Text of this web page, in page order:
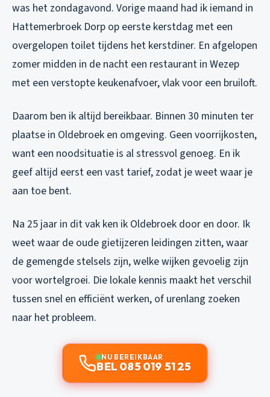
was het zondagavond. Vorige maand had ik iemand in
Hattemerbroek Dorp op eerste kerstdag met een
overgelopen toilet tijdens het kerstdiner. En afgelopen
zomer midden in de nacht een restaurant in Wezep
met een verstopte keukenafvoer, vlak voor een bruiloft.
Daarom ben ik altijd bereikbaar. Binnen 30 minuten ter
plaatse in Oldebroek en omgeving. Geen voorrijkosten,
want een noodsituatie is al stressvol genoeg. En ik
geef altijd eerst een vast tarief, zodat je weet waar je
aan toe bent.
Na 25 jaar in dit vak ken ik Oldebroek door en door. Ik
weet waar de oude gietijzeren leidingen zitten, waar
de gemengde stelsels zijn, welke wijken gevoelig zijn
voor wortelgroei. Die lokale kennis maakt het verschil
tussen snel en efficiënt werken, of urenlang zoeken
naar het probleem.
NU BEREIKBAAR
BEL 085 019 51 25